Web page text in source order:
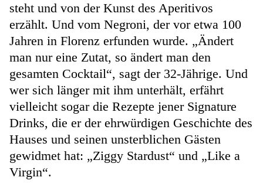
steht und von der Kunst des Aperitivos
erzählt. Und vom Negroni, der vor etwa 100
Jahren in Florenz erfunden wurde. „Ändert
man nur eine Zutat, so ändert man den
gesamten Cocktail“, sagt der 32-Jährige. Und
wer sich länger mit ihm unterhält, erfährt
vielleicht sogar die Rezepte jener Signature
Drinks, die er der ehrwürdigen Geschichte des
Hauses und seinen unsterblichen Gästen
gewidmet hat: „Ziggy Stardust“ und „Like a
Virgin“.